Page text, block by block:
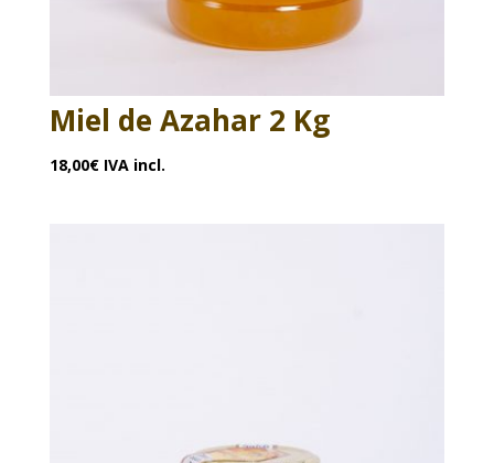
Miel de Azahar 2 Kg
18,00€ IVA incl.